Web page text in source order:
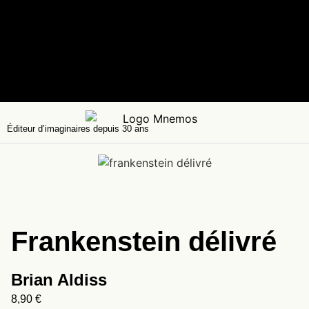
Éditeur d’imaginaires depuis 30 ans
Frankenstein délivré
Brian Aldiss
8,90 €